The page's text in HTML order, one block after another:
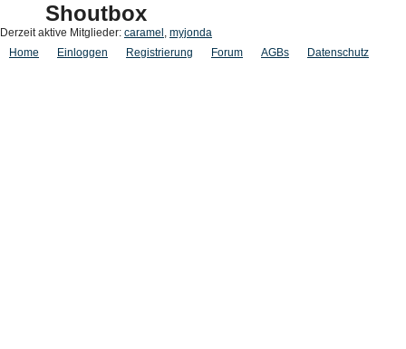
Shoutbox
Derzeit aktive Mitglieder: caramel , myjonda
Home
Einloggen Registrierung Forum AGBs Datenschutz